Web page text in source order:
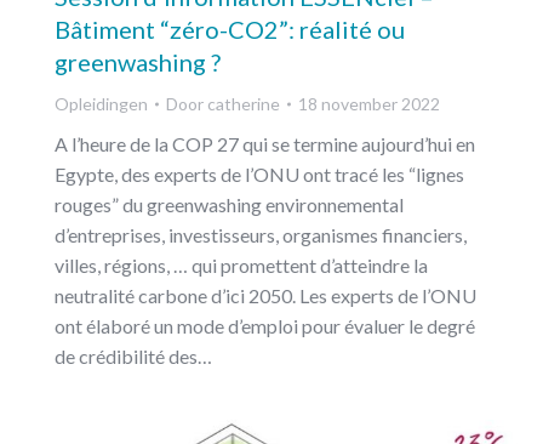
Bâtiment “zéro-CO2”: réalité ou
greenwashing ?
Opleidingen Door catherine 18 november 2022
A l’heure de la COP 27 qui se termine aujourd’hui en
Egypte, des experts de l’ONU ont tracé les “lignes
rouges” du greenwashing environnemental
d’entreprises, investisseurs, organismes financiers,
villes, régions, … qui promettent d’atteindre la
neutralité carbone d’ici 2050. Les experts de l’ONU
ont élaboré un mode d’emploi pour évaluer le degré
de crédibilité des…